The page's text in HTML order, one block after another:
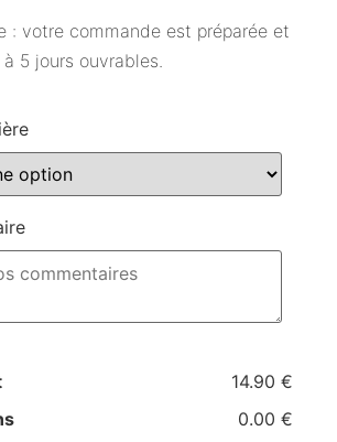
: votre commande est préparée et
5 jours ouvrables.
14.90 €
0.00 €